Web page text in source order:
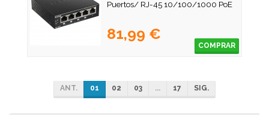
Puertos/ RJ-45 10/100/1000 PoE
81,99 €
COMPRAR
ANT. 01 02 03 ... 17 SIG.